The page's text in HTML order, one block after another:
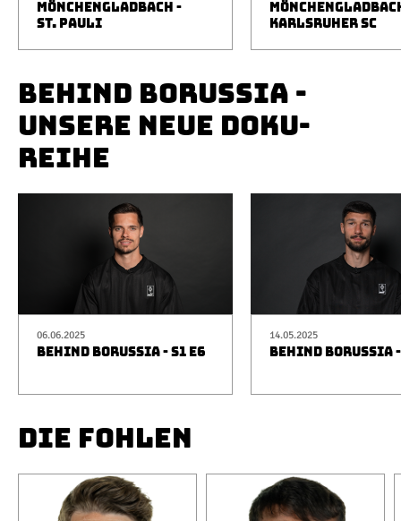
MÖNCHENGLADBACH -
ST. PAULI
KARLSRUHER SC
BEHIND BORUSSIA -
UNSERE NEUE DOKU-
REIHE
06.06.2025
BEHIND BORUSSIA - S1 E6
14.05.2025
BEHIND BORUSSIA
DIE FOHLEN